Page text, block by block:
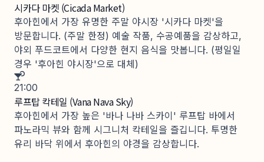
시카다 마켓 (Cicada Market)
후아힌에서 가장 유명한 주말 야시장 '시카다 마켓'을
방문합니다. (주말 한정) 예술 작품, 수공예품을 감상하고,
야외 푸드코트에서 다양한 현지 음식을 맛봅니다. (평일일
경우 '후아힌 야시장'으로 대체)
21:00
루프탑 칵테일 (Vana Nava Sky)
후아힌에서 가장 높은 '바나 나바 스카이' 루프탑 바에서
파노라믹 뷰와 함께 시그니처 칵테일을 즐깁니다. 투명한
유리 바닥 위에서 후아힌의 야경을 감상합니다.